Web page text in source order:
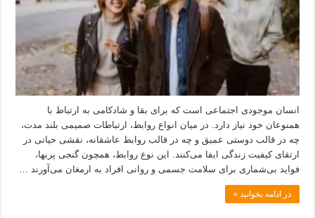
انسان موجودی اجتماعی است که برای بقا و شادکامی به ارتباط با
همنوعان خود نیاز دارد. در میان انواع روابط، ارتباطات صمیمی بلند مدت،
چه در قالب دوستی عمیق و چه در قالب روابط عاشقانه، نقشی حیاتی در
ارتقای کیفیت زندگی ایفا می‌کنند. این نوع روابط، همچون گنجی پربها،
فواید بی‌شماری برای سلامت جسمی و روانی افراد به ارمغان می‌آورند …
در ادامه بخوانید »